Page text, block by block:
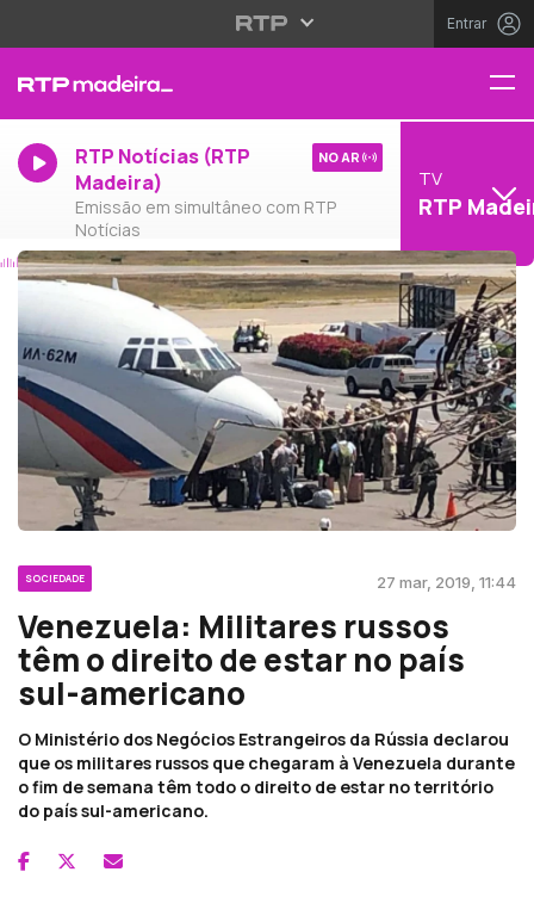
Entrar
RTP Notícias (RTP
Madeira)
Emissão em simultâneo com RTP
Notícias
NO AR
TV
RTP
SOCIEDADE 27 mar, 2019, 11:44
Venezuela: Militares russos
têm o direito de estar no país
sul-americano
O Ministério dos Negócios Estrangeiros da Rússia declarou
que os militares russos que chegaram à Venezuela durante
o fim de semana têm todo o direito de estar no território
do país sul-americano.